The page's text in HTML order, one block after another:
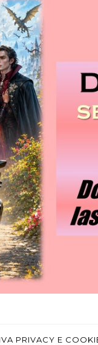
PRIVACY E